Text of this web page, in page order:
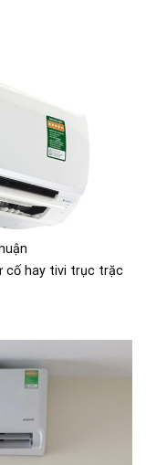
cố hay tivi trục trặc